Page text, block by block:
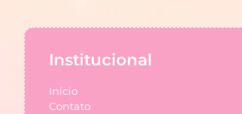
Institucional
Início
Contato